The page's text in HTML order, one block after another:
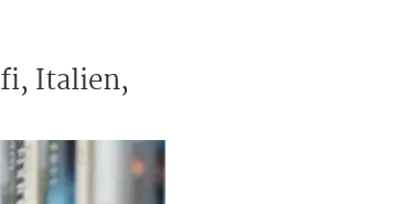
Italien,